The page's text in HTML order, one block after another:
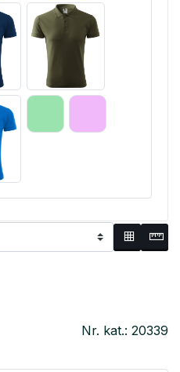
Nr. kat.: 20339